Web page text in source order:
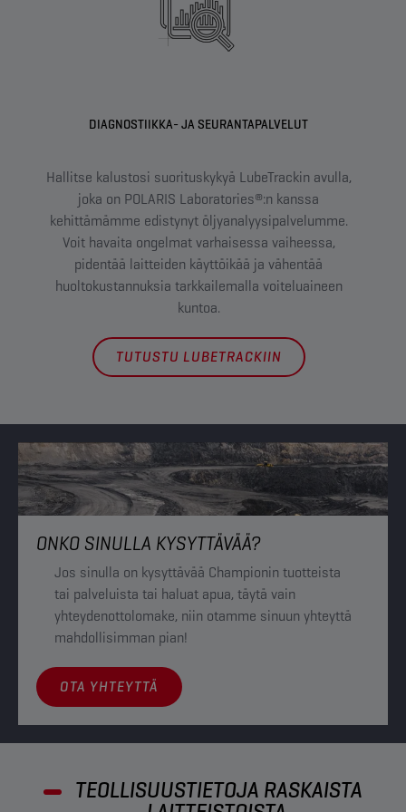
DIAGNOSTIIKKA- JA SEURANTAPALVELUT
Hallitse kalustosi suorituskykyä LubeTrackin avulla,
joka on POLARIS Laboratories®:n kanssa
kehittämämme edistynyt öljyanalyysipalvelumme.
Voit havaita ongelmat varhaisessa vaiheessa,
pidentää laitteiden käyttöikää ja vähentää
huoltokustannuksia tarkkailemalla voiteluaineen
kuntoa.
TUTUSTU LUBETRACKIIN
ONKO SINULLA KYSYTTÄVÄÄ?
Jos sinulla on kysyttävää Championin tuotteista
tai palveluista tai haluat apua, täytä vain
yhteydenottolomake, niin otamme sinuun yhteyttä
mahdollisimman pian!
OTA YHTEYTTÄ
TEOLLISUUSTIETOJA RASKAISTA